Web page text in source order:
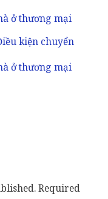
ở thương mại
kiện chuyển
ở thương mại
Required